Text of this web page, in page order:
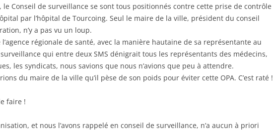
le Conseil de surveillance se sont tous positionnés contre cette prise de contrôle
par l’hôpital de Tourcoing. Seul le maire de la ville, président du conseil
n’y a pas vu un loup.
l’agence régionale de santé, avec la manière hautaine de sa représentante au
qui entre deux SMS dénigrait tous les représentants des médecins,
les syndicats, nous savions que nous n’avions que peu à attendre.
du maire de la ville qu’il pèse de son poids pour éviter cette OPA. C’est raté !
faire !
et nous l’avons rappelé en conseil de surveillance, n’a aucun à priori